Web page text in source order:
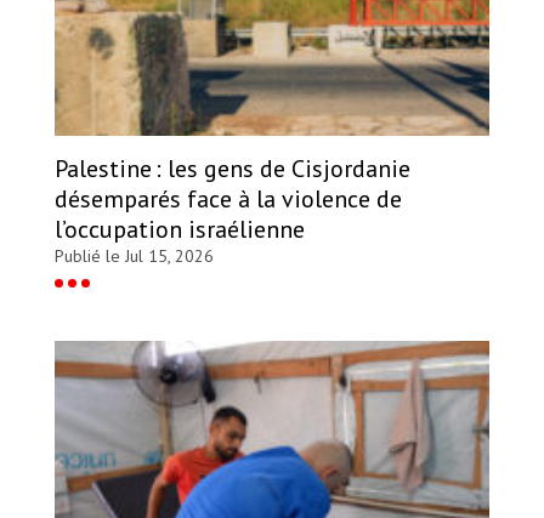
Palestine : les gens de Cisjordanie
désemparés face à la violence de
l’occupation israélienne
Publié le Jul 15, 2026